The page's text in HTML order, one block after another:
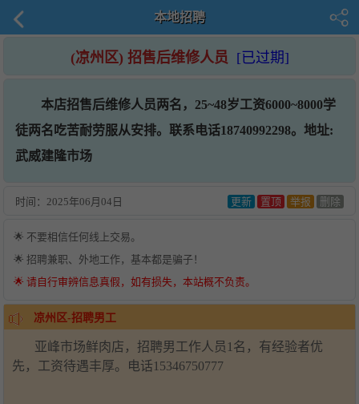
本地招聘
(凉州区) 招售后维修人员 [已过期]
本店招售后维修人员两名，25~48岁工资6000~8000学
徒两名吃苦耐劳服从安排。联系电话18740992298。地址:
武威建隆市场
时间： 2025年06月04日 更新 置顶 举报 删除
🌟 不要相信任何线上交易。
🌟 招聘兼职、外地工作，基本都是骗子！
🌟 请自行审辨信息真假，如有损失，本站概不负责。
凉州区-招聘男工
亚峰市场鲜肉店，招聘男工作人员1名，有经验者优
先，工资待遇丰厚。电话15346750777